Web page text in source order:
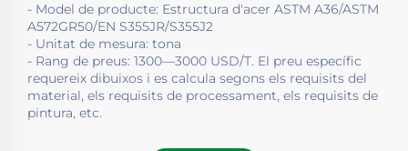
- Model de producte: Estructura d'acer ASTM A36/ASTM
A572GR50/EN S355JR/S355J2
- Unitat de mesura: tona
- Rang de preus: 1300—3000 USD/T. El preu específic
requereix dibuixos i es calcula segons els requisits del
material, els requisits de processament, els requisits de
pintura, etc.